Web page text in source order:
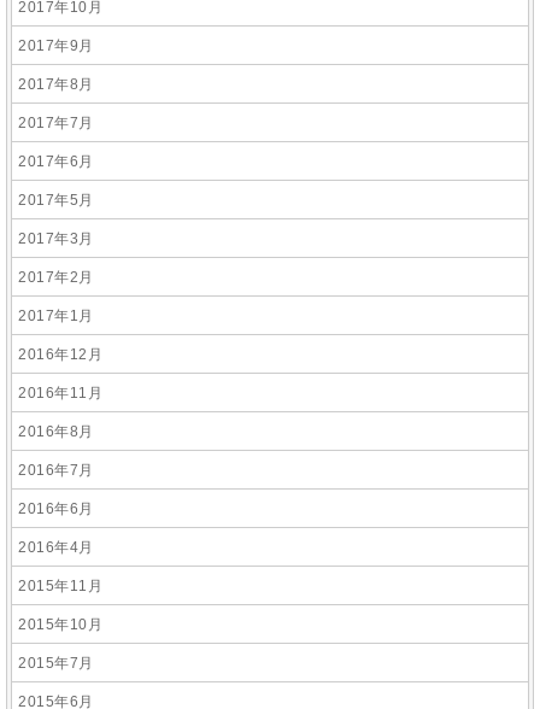
2017年10月
2017年9月
2017年8月
2017年7月
2017年6月
2017年5月
2017年3月
2017年2月
2017年1月
2016年12月
2016年11月
2016年8月
2016年7月
2016年6月
2016年4月
2015年11月
2015年10月
2015年7月
2015年6月